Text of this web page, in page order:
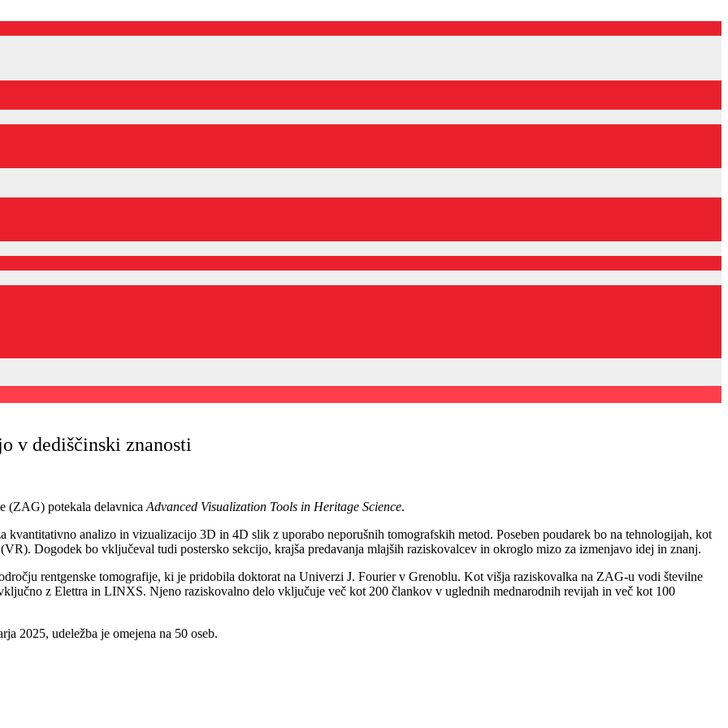
v dediščinski znanosti
(ZAG) potekala delavnica Advanced Visualization Tools in Heritage Science.
kvantitativno analizo in vizualizacijo 3D in 4D slik z uporabo neporušnih tomografskih metod. Poseben poudarek bo na tehnologijah, kot
Dogodek bo vključeval tudi postersko sekcijo, krajša predavanja mlajših raziskovalcev in okroglo mizo za izmenjavo idej in znanj.
rentgenske tomografije, ki je pridobila doktorat na Univerzi J. Fourier v Grenoblu. Kot višja raziskovalka na ZAG-u vodi številne
z Elettra in LINXS. Njeno raziskovalno delo vključuje več kot 200 člankov v uglednih mednarodnih revijah in več kot 100
2025, udeležba je omejena na 50 oseb.